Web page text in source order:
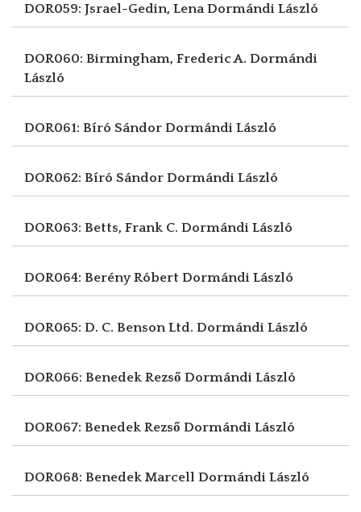
DOR059: Jsrael-Gedin, LenaDormándi László
DOR060: Birmingham, Frederic A. Dormándi
László
DOR061: Bíró Sándor Dormándi László
DOR062: Bíró Sándor Dormándi László
DOR063: Betts, Frank C. Dormándi László
DOR064: Berény Róbert Dormándi László
DOR065: D. C. Benson Ltd. Dormándi László
DOR066: Benedek Rezső Dormándi László
DOR067: Benedek Rezső Dormándi László
DOR068: Benedek Marcell Dormándi László